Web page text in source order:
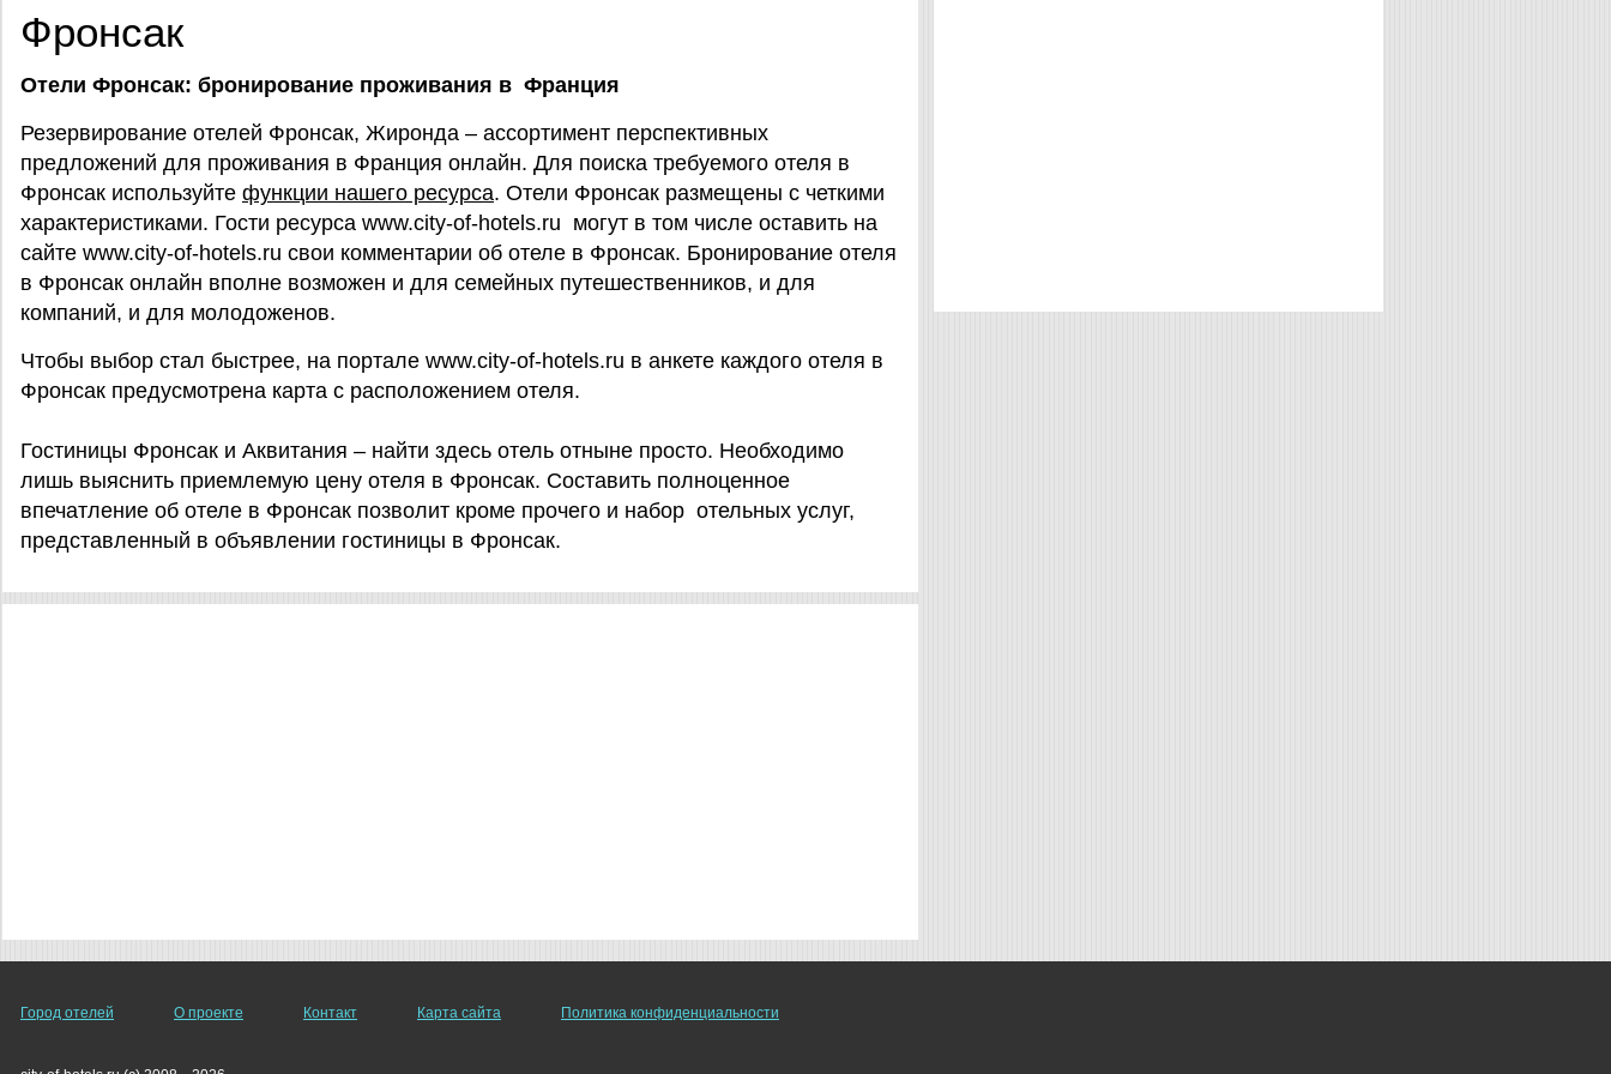
Фронсак
Отели Фронсак: бронирование проживания в Франция
Резервирование отелей Фронсак, Жиронда – ассортимент перспективных
предложений для проживания в Франция онлайн. Для поиска требуемого отеля в
Фронсак используйте функции нашего ресурса. Отели Фронсак размещены с четкими
характеристиками. Гости ресурса www.city-of-hotels.ru могут в том числе оставить на
сайте www.city-of-hotels.ru свои комментарии об отеле в Фронсак. Бронирование отеля
в Фронсак онлайн вполне возможен и для семейных путешественников, и для
компаний, и для молодоженов.
Чтобы выбор стал быстрее, на портале www.city-of-hotels.ru в анкете каждого отеля в
Фронсак предусмотрена карта с расположением отеля.
Гостиницы Фронсак и Аквитания – найти здесь отель отныне просто. Необходимо
лишь выяснить приемлемую цену отеля в Фронсак. Составить полноценное
впечатление об отеле в Фронсак позволит кроме прочего и набор отельных услуг,
представленный в объявлении гостиницы в Фронсак.
Город отелей О проекте Контакт Карта сайта Политика конфиденциальности